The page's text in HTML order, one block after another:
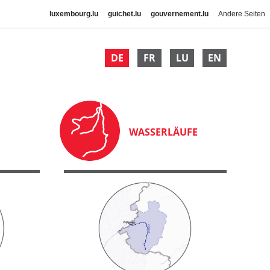
luxembourg.lu guichet.lu gouvernement.lu Andere Seiten
DE FR LU EN
WASSERLÄUFE